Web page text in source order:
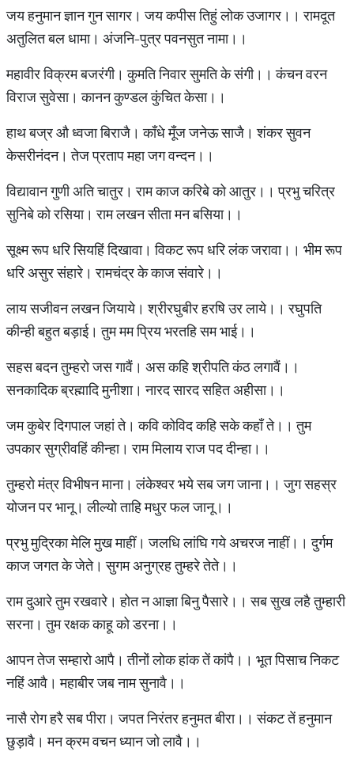
जय हनुमान ज्ञान गुन सागर। जय कपीस तिहुं लोक उजागर।। रामदूत
अतुलित बल धामा। अंजनि-पुत्र पवनसुत नामा।।
महावीर विक्रम बजरंगी। कुमति निवार सुमति के संगी।। कंचन वरन
विराज सुवेसा। कानन कुण्डल कुंचित केसा।।
हाथ बज्र औ ध्वजा बिराजै। काँधे मूँज जनेऊ साजै। शंकर सुवन
केसरीनंदन। तेज प्रताप महा जग वन्दन।।
विद्यावान गुणी अति चातुर। राम काज करिबे को आतुर।। प्रभु चरित्र
सुनिबे को रसिया। राम लखन सीता मन बसिया।।
सूक्ष्म रूप धरि सियहिं दिखावा। विकट रूप धरि लंक जरावा।। भीम रूप
धरि असुर संहारे। रामचंद्र के काज संवारे।।
लाय सजीवन लखन जियाये। श्रीरघुबीर हरषि उर लाये।। रघुपति
कीन्ही बहुत बड़ाई। तुम मम प्रिय भरतहि सम भाई।।
सहस बदन तुम्हरो जस गावैं। अस कहि श्रीपति कंठ लगावैं।।
सनकादिक ब्रह्मादि मुनीशा। नारद सारद सहित अहीसा।।
जम कुबेर दिगपाल जहां ते। कवि कोविद कहि सके कहाँ ते।। तुम
उपकार सुग्रीवहिं कीन्हा। राम मिलाय राज पद दीन्हा।।
तुम्हरो मंत्र विभीषन माना। लंकेश्वर भये सब जग जाना।। जुग सहस्र
योजन पर भानू। लील्यो ताहि मधुर फल जानू।।
प्रभु मुद्रिका मेलि मुख माहीं। जलधि लांघि गये अचरज नाहीं।। दुर्गम
काज जगत के जेते। सुगम अनुग्रह तुम्हरे तेते।।
राम दुआरे तुम रखवारे। होत न आज्ञा बिनु पैसारे।। सब सुख लहै तुम्हारी
सरना। तुम रक्षक काहू को डरना।।
आपन तेज सम्हारो आपै। तीनों लोक हांक तें कांपै।। भूत पिसाच निकट
नहिं आवै। महाबीर जब नाम सुनावै।।
नासै रोग हरै सब पीरा। जपत निरंतर हनुमत बीरा।। संकट तें हनुमान
छुड़ावै। मन क्रम वचन ध्यान जो लावै।।